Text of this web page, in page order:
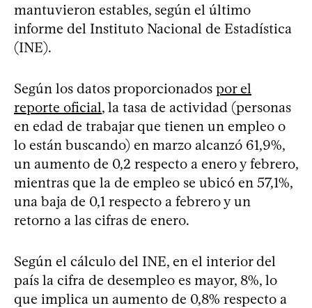
mantuvieron estables, según el último
informe del Instituto Nacional de Estadística
(INE).
Según los datos proporcionados por el
reporte oficial, la tasa de actividad (personas
en edad de trabajar que tienen un empleo o
lo están buscando) en marzo alcanzó 61,9%,
un aumento de 0,2 respecto a enero y febrero,
mientras que la de empleo se ubicó en 57,1%,
una baja de 0,1 respecto a febrero y un
retorno a las cifras de enero.
Según el cálculo del INE, en el interior del
país la cifra de desempleo es mayor, 8%, lo
que implica un aumento de 0,8% respecto a